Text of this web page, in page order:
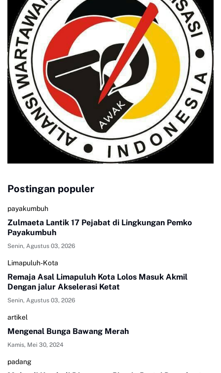
Postingan populer
payakumbuh
Zulmaeta Lantik 17 Pejabat di Lingkungan Pemko
Payakumbuh
Senin, Agustus 03, 2026
Limapuluh-Kota
Remaja Asal Limapuluh Kota Lolos Masuk Akmil
Dengan jalur Akselerasi Ketat
Senin, Agustus 03, 2026
artikel
Mengenal Bunga Bawang Merah
Kamis, Mei 30, 2024
padang